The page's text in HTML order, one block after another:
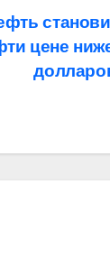
цене